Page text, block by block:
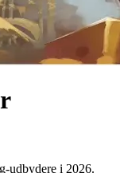
udbydere i 2026.